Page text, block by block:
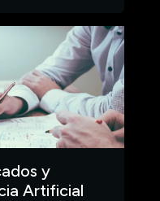
y
Artificial